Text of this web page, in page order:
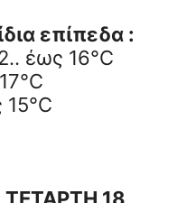
επίπεδα :
έως 16°C
18